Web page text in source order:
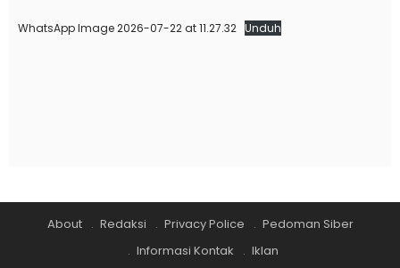
WhatsApp Image 2026-07-22 at 11.27.32 Unduh
About Redaksi Privacy Police
Pedoman Siber
Informasi Kontak
Iklan